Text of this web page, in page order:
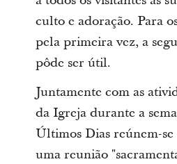
culto e adoração. Para
pela primeira vez, a
pôde ser útil.
Juntamente com as
da Igreja durante a
Últimos Dias reúnem-
uma reunião